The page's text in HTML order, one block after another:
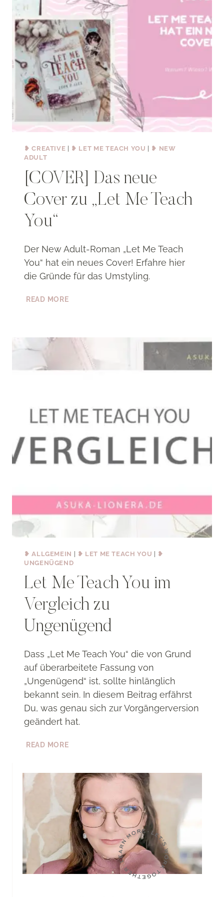
❥ CREATIVE ❥ LET ME TEACH YOU
❥ NEW
ADULT
[COVER] Das neue
Cover zu „Let Me Teach
You“
Der New Adult-Roman „Let Me Teach
You“ hat ein neues Cover! Erfahre hier
die Gründe für das Umstyling.
READ MORE[COVER]
ZU
TEACH
❥ ALLGEMEIN | ❥ LET ME TEACH YOU | ❥
UNGENÜGEND
Let Me Teach You im
Vergleich zu
Ungenügend
Dass „Let Me Teach You“ die von Grund
auf überarbeitete Fassung von
„Ungenügend“ ist, sollte hinlänglich
bekannt sein. In diesem Beitrag erfährst
Du, was genau sich zur Vorgängerversion
geändert hat.
READ MORELET
YOU
IM
VERGLEICH
ZU
UNGENÜGEND